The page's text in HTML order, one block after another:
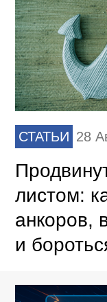
СТАТЬИ 28
листом:
анкоров,
и